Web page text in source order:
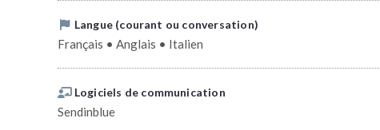
Langue (courant ou conversation)
Français • Anglais • Italien
Logiciels de communication
Sendinblue